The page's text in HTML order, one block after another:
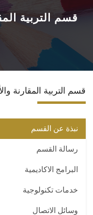
قسم التربية
قسم التربية المقارنة
نبذة عن القسم
رسالة القسم
البرامج الاكاديمية
خدمات تكنولوجية
وسائل الاتصال